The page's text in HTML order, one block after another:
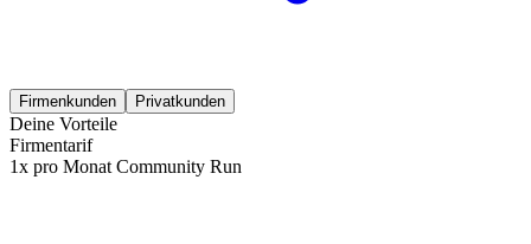
Firmenkunden Privatkunden
Deine Vorteile
Firmentarif
1x pro Monat Community Run